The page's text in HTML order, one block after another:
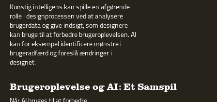
Kunstig intelligens kan spille en afgørende
rolle i designprocessen ved at analysere
brugerdata og give indsigt, som designere
kan bruge til at forbedre brugeroplevelsen. AI
kan for eksempel identificere mønstre i
brugeradfærd og foreslå ændringer i
designet.
Brugeroplevelse og AI: Et Samspil